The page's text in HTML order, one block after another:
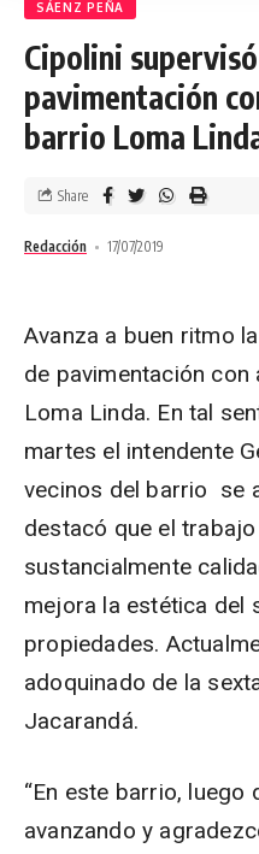
SÁENZ PEÑA
Cipolini
pavimentación
barrio Loma
Redacción 17/07/2019
Share
Avanza a buen ritmo
de pavimentación con
Loma Linda. En tal
martes el intendente
vecinos del barrio se
destacó que el
sustancialmente
mejora la estética del
propiedades.
adoquinado de la
Jacarandá.
“En este barrio, luego
avanzando y